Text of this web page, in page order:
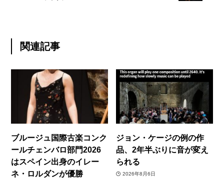
関連記事
ブルージュ国際古楽コンク
ールチェンバロ部門2026
はスペイン出身のイレー
ネ・ロルダンが優勝
ジョン・ケージの例の作
品、2年半ぶりに音が変え
られる
2026年8月6日